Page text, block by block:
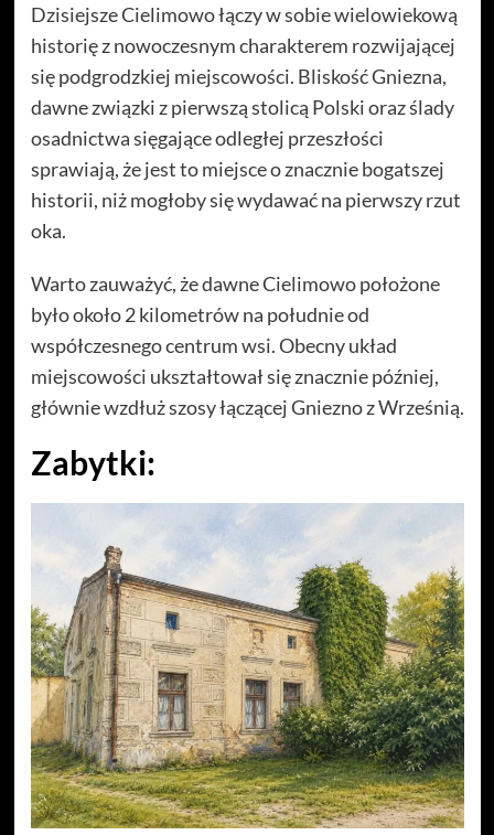
Dzisiejsze Cielimowo łączy w sobie wielowiekową
historię z nowoczesnym charakterem rozwijającej
się podgrodzkiej miejscowości. Bliskość Gniezna,
dawne związki z pierwszą stolicą Polski oraz ślady
osadnictwa sięgające odległej przeszłości
sprawiają, że jest to miejsce o znacznie bogatszej
historii, niż mogłoby się wydawać na pierwszy rzut
oka.
Warto zauważyć, że dawne Cielimowo położone
było około 2 kilometrów na południe od
współczesnego centrum wsi. Obecny układ
miejscowości ukształtował się znacznie później,
głównie wzdłuż szosy łączącej Gniezno z Wrześnią.
Zabytki: